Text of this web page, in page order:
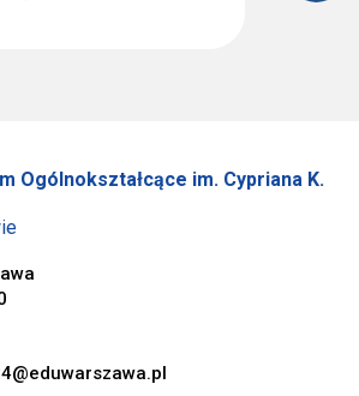
Ogólnokształcące im. Cypriana K.